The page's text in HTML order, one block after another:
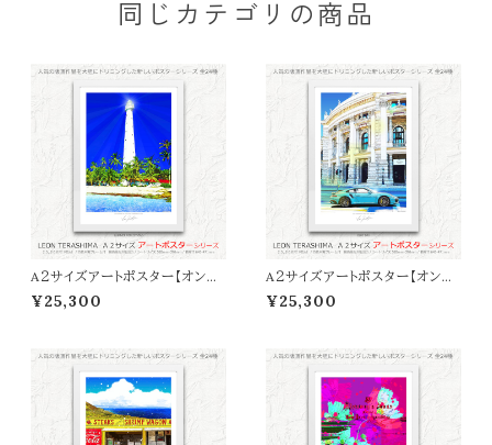
同じカテゴリの商品
A２サイズアートポスター【オンラ
イン限定】LEON TERASHIMA
「SUMMER REFLECTIONS」
¥25,300
A２サイズアートポスター【オンラ
イン限定】LEON TERASHIMA
「Ｂlue Day」
¥25,300